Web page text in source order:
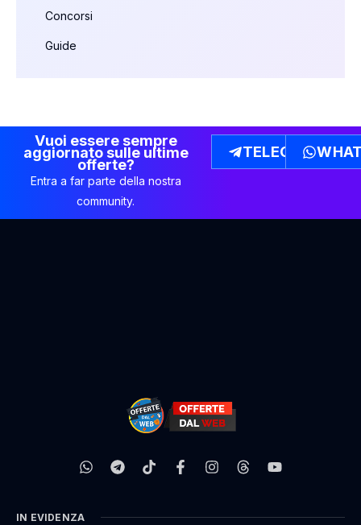
Concorsi
Guide
Vuoi essere sempre
aggiornato sulle ultime
offerte?
Entra a far parte della nostra
community.
TELEGRAM
IN EVIDENZA